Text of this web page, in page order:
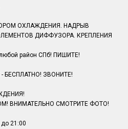
ОХЛАЖДЕНИЯ. НАДРЫВ
ДИФФУЗОРА. КРЕПЛЕНИЯ
район СПб! ПИШИТЕ!
БЕСПЛАТНО! ЗВОНИТЕ!
ВНИМАТЕЛЬНО СМОТРИТЕ ФОТО!
21:00